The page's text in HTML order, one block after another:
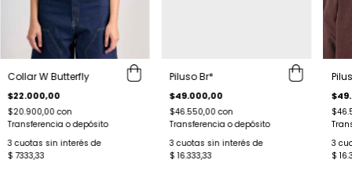
Collar W Butterfly
$22.000,00
$20.900,00con
Transferencia o depósito
3 cuotas sin interés de
$ 7333,33
Piluso Br*
$49.000,00
$46.550,00con
Transferencia o depósito
3 cuotas sin interés de
$ 16.333,33
3
$